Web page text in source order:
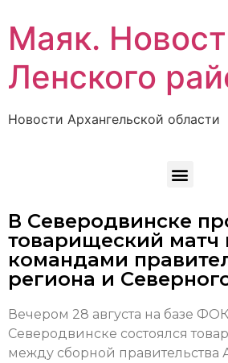
Маяк.
Ленского
Новости Архангельской области
В Северодвинске
товарищеский
командами
региона и
Вечером 28 августа на базе
Северодвинске состоялся
между сборной правительства